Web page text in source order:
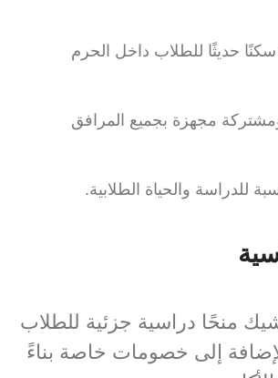
حديثًا للطلاب داخل الحرم
مجهزة بجميع المرافق
للدراسة والحياة الطلابية.
منحًا دراسية جزئية للطلاب
إلى خصومات خاصة بناءً